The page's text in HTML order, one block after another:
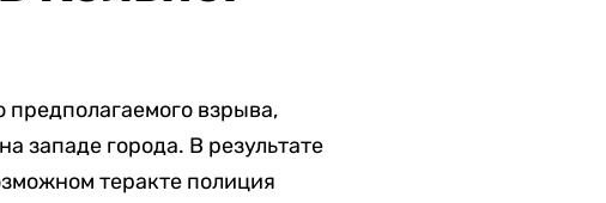
предполагаемого взрыва,
западе города. В результате
теракте полиция